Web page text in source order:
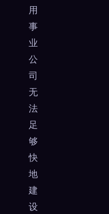
用
事
业
公
司
无
法
足
够
快
地
建
设